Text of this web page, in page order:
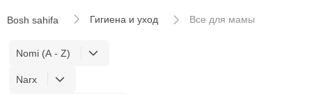
Bosh sahifa Гигиена и уход Все для мамы
Nomi (A - Z)
Narx